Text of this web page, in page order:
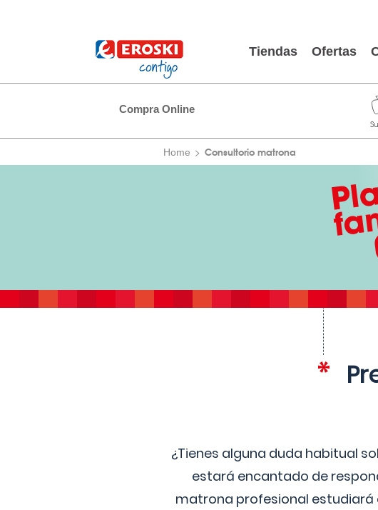
Tiendas Ofertas
Compra Online
Home Consultorio matrona
¿Tienes alguna duda habitual
estará encantado de
matrona profesional estudiará